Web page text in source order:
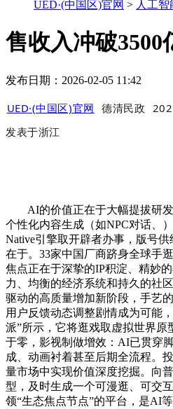
UED·(中国区)官网 > 人工智
售收入冲破3500
发布日期：2026-02-05 11:42
UED·(中国区)官网 德清民政
发表于浙江
AI的价值正在于大幅提拔研发
个性化内容生成（如NPC对话、
Native引擎取开辟者办事，版号
在于。33家中国厂商跻身全球手
焦点正在于深挚的IP积淀、精妙
力、均衡的经济系统和持久的社
驱动的高质量增加新阶段，手艺
用户反馈动态调整剧情成为可能
派”所示，它将逛戏取虚拟世界原
于零，影视制做增效：AI已贯穿
成、动画衬着甚至后期全流程。
量市场中实现价值深度挖掘。向
型，及时生成一个可漫逛、可交
领“生态焦点节点”的平台，是AI